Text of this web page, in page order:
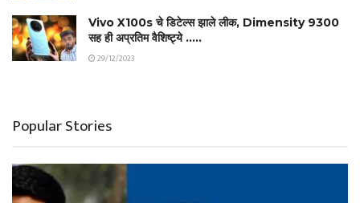
Vivo X100s चे डिटेल्स झाले लीक, Dimensity 9300
सह ही अप्रतिम वैशिष्ट्ये …..
29/12/2023
Popular Stories